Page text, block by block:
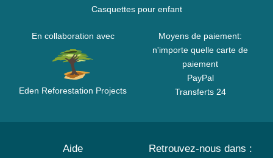
Casquettes pour enfant
En collaboration avec
Eden Reforestation Projects
Moyens de paiement:
n'importe quelle carte de
paiement
PayPal
Transferts 24
Aide Retrouvez-nous dans :